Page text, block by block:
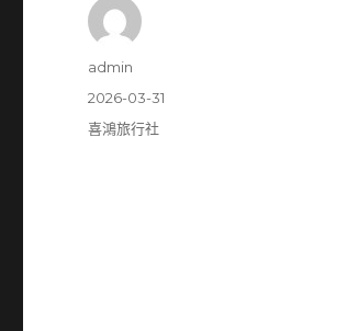
作
admin
發
佈
2026-03-31
分
喜鴻旅行社